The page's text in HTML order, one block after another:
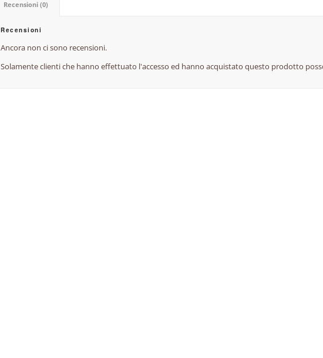
Recensioni (0)
Recensioni
Ancora non ci sono recensioni.
Solamente clienti che hanno effettuato l'accesso ed hanno acquistato questo prodotto